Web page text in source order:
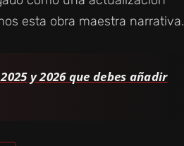
esta obra maestra narrativa.
y 2026 que debes añadir